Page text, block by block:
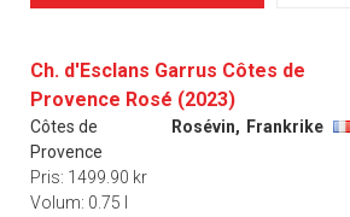
Ch. d'Esclans Garrus Côtes de
Provence Rosé (2023)
Côtes de
Provence
Rosévin, Frankrike
Pris: 1499.90 kr
Volum: 0.75 l